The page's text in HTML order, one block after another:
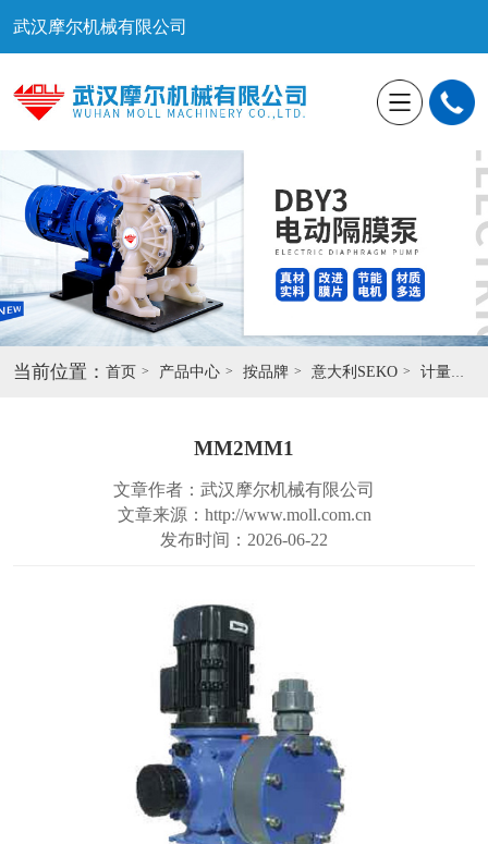
武汉摩尔机械有限公司
当前位置： 首页 产品中心 按品牌 意大利SEKO 计量泵
MM2MM1
文章作者：武汉摩尔机械有限公司
文章来源：http://www.moll.com.cn
发布时间：2026-06-22